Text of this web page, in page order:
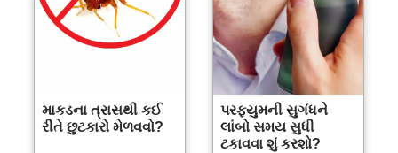
માકડના ત્રાસથી કઈ
રીતે છુટકારો મેળવવો?
પરફ્યુમની સુગંધને
લાંબો સમય સુધી
ટકાવવા શું કરશો?